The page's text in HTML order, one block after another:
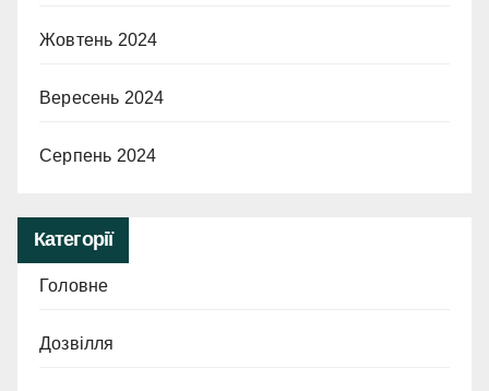
Жовтень 2024
Вересень 2024
Серпень 2024
Категорії
Головне
Дозвілля